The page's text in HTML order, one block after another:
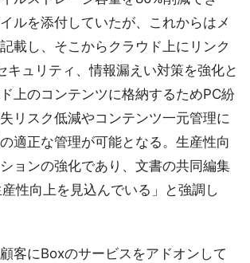
ルを添付していたが、これからはメ
載し、そこからクラウド上にリンク
キュリティ、情報漏えい対策を強化と
上のコンテンツに格納するためPC紛
リスク低減やコンテンツ一元管理に
適正な管理が可能となる。生産性向
ョンの強化であり、文書の共同編集
性向上を見込んでいる」と強調し
客にBoxのサービスをアドオンして